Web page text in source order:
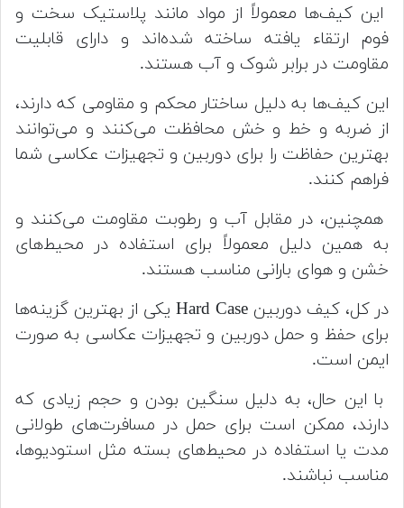
این کیف‌ها معمولاً از مواد مانند پلاستیک سخت و
فوم ارتقاء یافته ساخته شده‌اند و دارای قابلیت
مقاومت در برابر شوک و آب هستند.
این کیف‌ها به دلیل ساختار محکم و مقاومی که دارند،
از ضربه و خط و خش محافظت می‌کنند و می‌توانند
بهترین حفاظت را برای دوربین و تجهیزات عکاسی شما
فراهم کنند.
همچنین، در مقابل آب و رطوبت مقاومت می‌کنند و
به همین دلیل معمولاً برای استفاده در محیط‌های
خشن و هوای بارانی مناسب هستند.
در کل، کیف دوربین Hard Case یکی از بهترین گزینه‌ها
برای حفظ و حمل دوربین و تجهیزات عکاسی به صورت
ایمن است.
با این حال، به دلیل سنگین بودن و حجم زیادی که
دارند، ممکن است برای حمل در مسافرت‌های طولانی
مدت یا استفاده در محیط‌های بسته مثل استودیوها،
مناسب نباشند.